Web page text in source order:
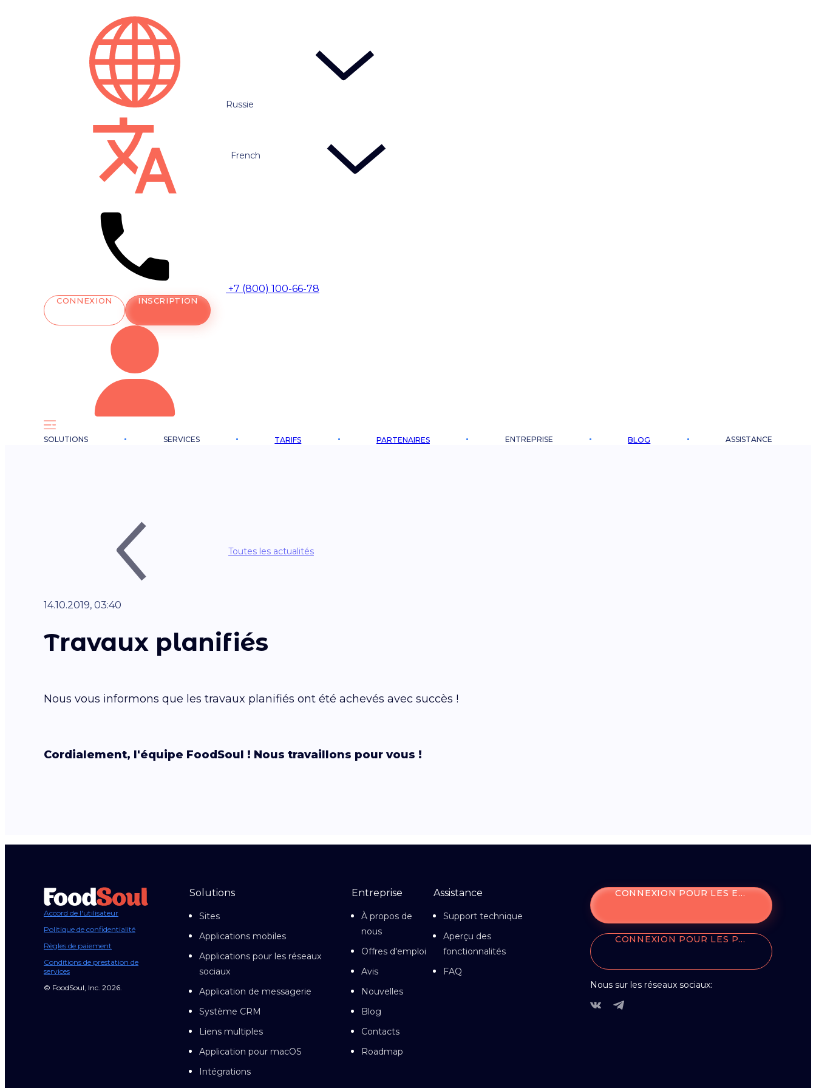
Russie
French
+7 (800) 100-66-78
CONNEXION INSCRIPTION
SOLUTIONS SERVICES TARIFS PARTENAIRES ENTREPRISE BLOG ASSISTANCE
Toutes les actualités
14.10.2019, 03:40
Travaux planifiés
Nous vous informons que les travaux planifiés ont été achevés avec succès !
Cordialement, l'équipe FoodSoul ! Nous travaillons pour vous !
Accord de l'utilisateur
Politique de confidentialité
Règles de paiement
Conditions de prestation de
services
© FoodSoul, Inc. 2026.
Solutions
Sites
Applications mobiles
Applications pour les réseaux
sociaux
Application de messagerie
Système CRM
Liens multiples
Application pour macOS
Intégrations
Entreprise
À propos de
nous
Offres d'emploi
Avis
Nouvelles
Blog
Contacts
Roadmap
Assistance
Support technique
Aperçu des
fonctionnalités
FAQ
CONNEXION POUR LES ENTREPRISES
CONNEXION POUR LES PARTENAIRES
Nous sur les réseaux sociaux: